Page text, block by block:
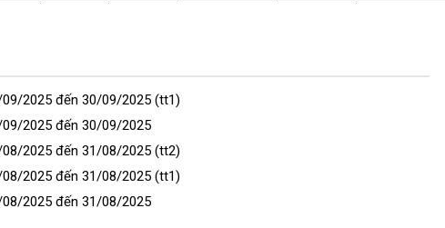
2025 đến 30/09/2025 (tt1)
2025 đến 30/09/2025
2025 đến 31/08/2025 (tt2)
2025 đến 31/08/2025 (tt1)
2025 đến 31/08/2025